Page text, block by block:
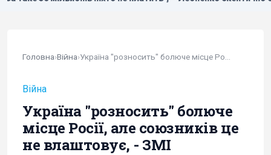
Головна›Війна›
Війна
Україна "розносить" болюче
місце Росії, але союзників це
не влаштовує, - ЗМІ